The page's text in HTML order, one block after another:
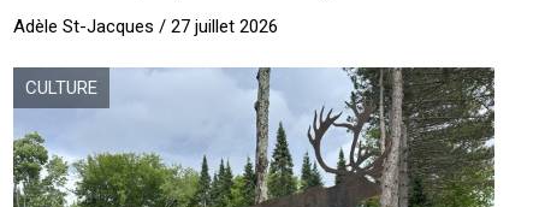
Adèle St-Jacques / 27 juillet 2026
CULTURE